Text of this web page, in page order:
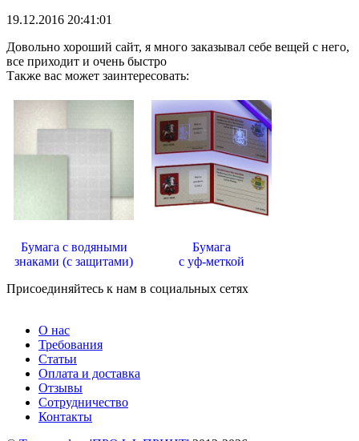
19.12.2016 20:41:01
Довольно хороший сайт, я много заказывал себе вещей с него,
все приходит и очень быстро
Также вас может заинтересовать:
Бумага с водяными
знаками (с защитами)
Бумага
с уф-меткой
Присоединяйтесь к нам в социальных сетях
О нас
Требования
Статьи
Оплата и доставка
Отзывы
Сотрудничество
Контакты